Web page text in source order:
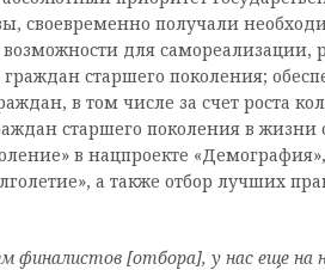
своевременно получали
для самореализации,
старшего поколения;
в том числе за счет роста
старшего поколения в жизни
в нацпроекте «Демография»,
а также отбор лучших
финалистов [отбора], у нас еще на